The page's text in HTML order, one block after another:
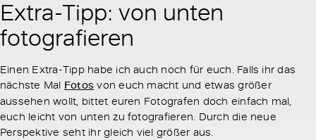
Extra-Tipp: von unten
fotografieren
Einen Extra-Tipp habe ich auch noch für euch. Falls ihr das
nächste Mal Fotos von euch macht und etwas größer
aussehen wollt, bittet euren Fotografen doch einfach mal,
euch leicht von unten zu fotografieren. Durch die neue
Perspektive seht ihr gleich viel größer aus.